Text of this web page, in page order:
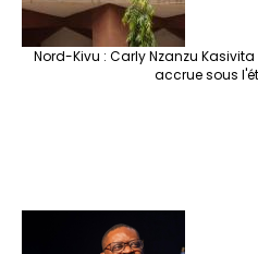
Nord-Kivu : Carly Nzanzu
accrue sous